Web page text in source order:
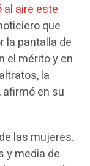
al aire este
que
la pantalla de
el mérito y en
la
afirmó en su
las mujeres.
y media de